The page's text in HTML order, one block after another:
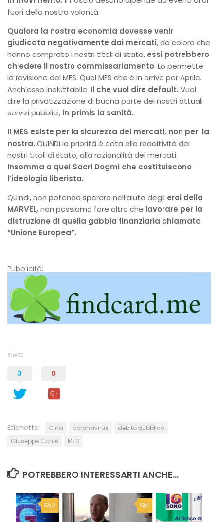
fuori della nostra volontà.
Qualora la nostra economia dovesse venir
giudicata negativamente dai mercati, da coloro che
hanno comprato i nostri titoli di stato, essi potrebbero
chiedere il nostro commissariamento. Lo permette
la revisione del MES. Quel MES che è in arrivo per Aprile.
Anch’esso ineluttabile. Il che vuol dire default. Vuol
dire la privatizzazione di buona parte dei nostri attuali
servizi pubblici, in primis la sanità.
Il MES esiste per la sicurezza dei mercati, non per la
nostra. QUINDI la priorità è data alla redditività dei
nostri titoli di stato, alla razionalità dei mercati.
Insomma a quei Sacri Dogmi che costituiscono
l’ideologia liberista.
Quindi, non potendo sperare nell’aiuto degli eroi della
MARVEL,non possiamo fare altro che lavorare per la
distruzione di quella gabbia finanziaria chiamata
“Unione Europea”.
Pubblicità:
SHARE
0 0
Etichette: Cina coronavirus
debito pubblico
Giuseppe Conte
MES
POTREBBERO INTERESSARTI ANCHE...
1
0